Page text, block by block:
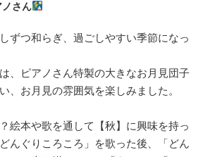
ノさん
ずつ和らぎ、過ごしやすい季節になっ
、ピアノさん特製の大きなお月見団子
、お月見の雰囲気を楽しみました。
絵本や歌を通して【秋】に興味を持っ
んぐりころころ」を歌った後、「どん